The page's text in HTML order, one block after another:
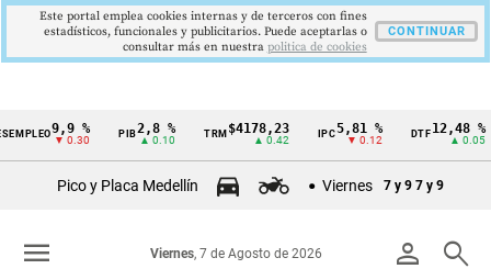
Cintillo
Colombia
9,9 %
▼ 0.30
PIB2,8 %
▲ 0.10
TRM$4178,23
▲ 0.42
5,81 %
▼ 0.12
DTF12,48 %
▲ 0.05
Pico y Placa Medellín Viernes 7 y 9 7 y 9
person search
Viernes, 7 de Agosto de 2026
menu
Este portal emplea cookies internas y de terceros con fines
estadísticos, funcionales y publicitarios. Puede aceptarlas o
consultar más en nuestra politica de cookies
CONTINUAR